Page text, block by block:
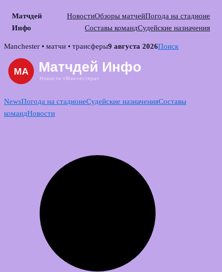
Матчдей
Инфо
НовостиОбзоры матчейПогода на стадионе
Составы командСудейские назначения
Skip
content
Manchester • матчи • трансферы9 августа 2026Поиск
NewsПогода на стадионеСудейские назначенияСоставы
командНовости